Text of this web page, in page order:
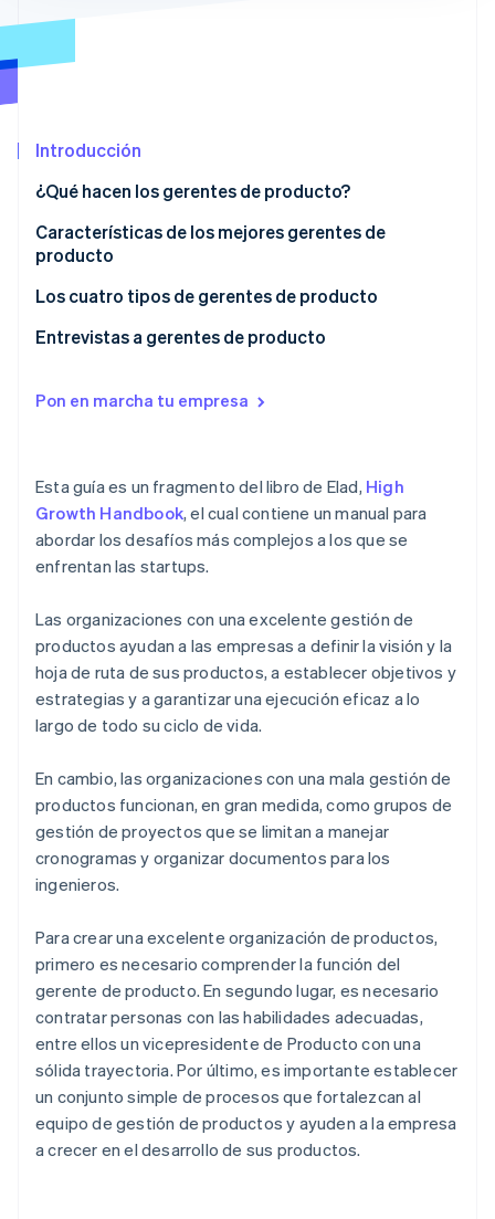
Mirar ahora
Introducción
¿Qué hacen los gerentes de producto?
¿Cuentas con las personas adecuadas?
Características de los mejores gerentes de
producto
Los cuatro tipos de gerentes de producto
1. Gerente de producto comercial
No un gerente de producto: gerentes de proyectos
Gerentes de producto asociados (APM) y gerentes
de producto rotativos (RPM)
Entrevistas a gerentes de producto
contrataciones de producto
Pon en marcha tu empresa
Esta guía es un fragmento del libro de Elad, High
Growth Handbook,el cual contiene un manual para
abordar los desafíos más complejos a los que se
enfrentan las startups.
Las organizaciones con una excelente gestión de
productos ayudan a las empresas a definir la visión y la
hoja de ruta de sus productos, a establecer objetivos y
estrategias y a garantizar una ejecución eficaz a lo
largo de todo su ciclo de vida.
En cambio, las organizaciones con una mala gestión de
productos funcionan, en gran medida, como grupos de
gestión de proyectos que se limitan a manejar
cronogramas y organizar documentos para los
ingenieros.
Para crear una excelente organización de productos,
primero es necesario comprender la función del
gerente de producto. En segundo lugar, es necesario
contratar personas con las habilidades adecuadas,
entre ellos un vicepresidente de Producto con una
sólida trayectoria. Por último, es importante establecer
un conjunto simple de procesos que fortalezcan al
equipo de gestión de productos y ayuden a la empresa
a crecer en el desarrollo de sus productos.